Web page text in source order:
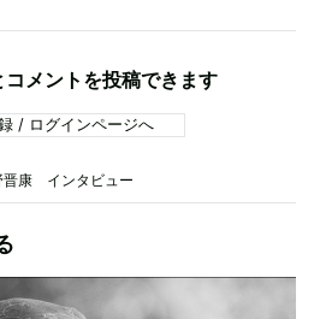
メントを投稿できます
/ ログインページへ
晋康 インタビュー